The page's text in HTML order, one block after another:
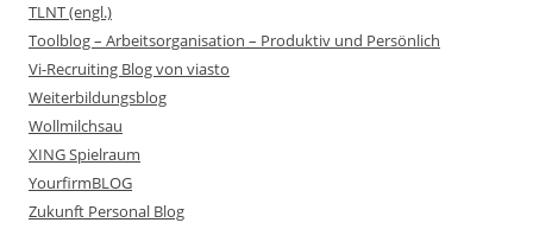
TLNT (engl.)
Toolblog – Arbeitsorganisation – Produktiv und Persönlich
Vi-Recruiting Blog von viasto
Weiterbildungsblog
Wollmilchsau
XING Spielraum
YourfirmBLOG
Zukunft Personal Blog